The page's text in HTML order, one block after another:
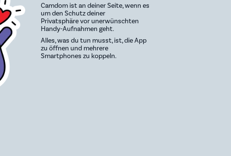
Camdom ist an deiner Seite, wenn es
um den Schutz deiner
Privatsphäre vor unerwünschten
Handy-Aufnahmen geht.
Alles, was du tun musst, ist, die App
zu öffnen und mehrere
Smartphones zu koppeln.